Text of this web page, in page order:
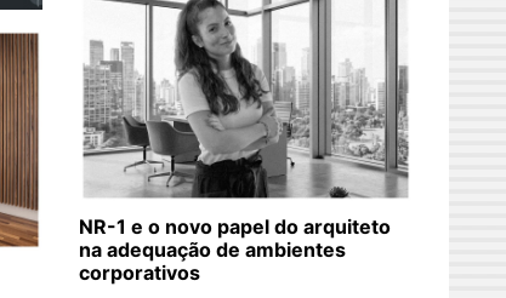
NR-1 e o novo papel do arquiteto
na adequação de ambientes
corporativos